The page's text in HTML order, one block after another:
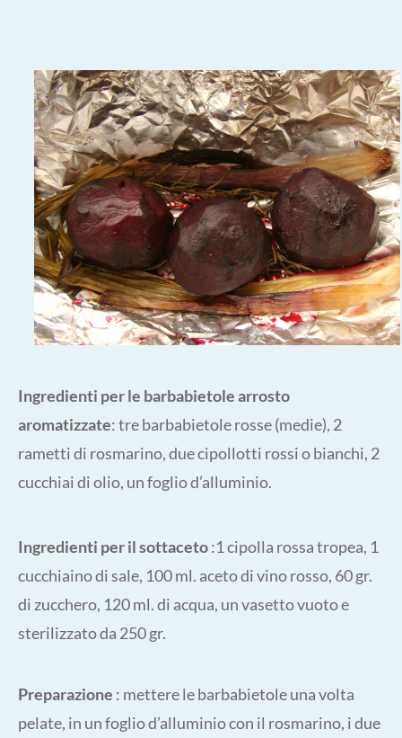
Ingredienti per le barbabietole arrosto
aromatizzate: tre barbabietole rosse (medie), 2
rametti di rosmarino, due cipollotti rossi o bianchi, 2
cucchiai di olio, un foglio d’alluminio.
Ingredienti per il sottaceto:1 cipolla rossa tropea, 1
cucchiaino di sale, 100 ml. aceto di vino rosso, 60 gr.
di zucchero, 120 ml. di acqua, un vasetto vuoto e
sterilizzato da 250 gr.
Preparazione : mettere le barbabietole una volta
pelate, in un foglio d’alluminio con il rosmarino, i due